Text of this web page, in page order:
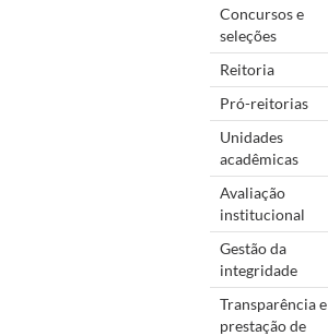
Concursos e
seleções
Reitoria
Pró-reitorias
Unidades
acadêmicas
Avaliação
institucional
Gestão da
integridade
Transparência e
prestação de